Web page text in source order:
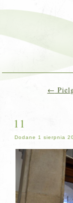
←
11
Dodane 1 sierpnia